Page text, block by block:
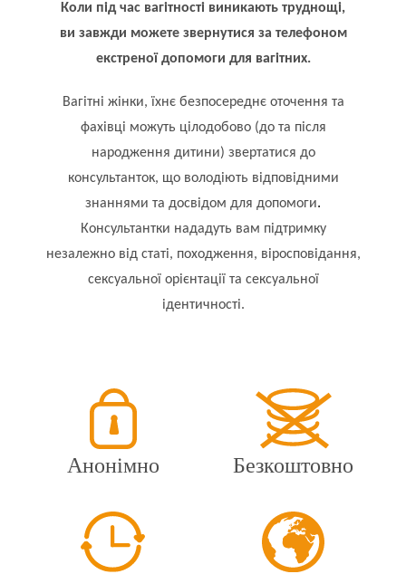
Коли під час вагітності виникають труднощі,
ви завжди можете звернутися за телефоном
екстреної допомоги для вагітних.
Вагітні жінки, їхнє безпосереднє оточення та
фахівці можуть цілодобово (до та після
народження дитини) звертатися до
консультанток, що володіють відповідними
знаннями та досвідом для допомоги.
Консультантки нададуть вам підтримку
незалежно від статі, походження, віросповідання,
сексуальної орієнтації та сексуальної
ідентичності.
Анонімно Безкоштовно